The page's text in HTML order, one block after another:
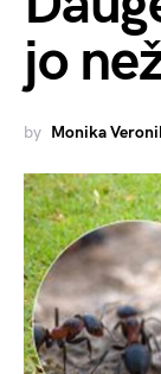
jo
by Monika